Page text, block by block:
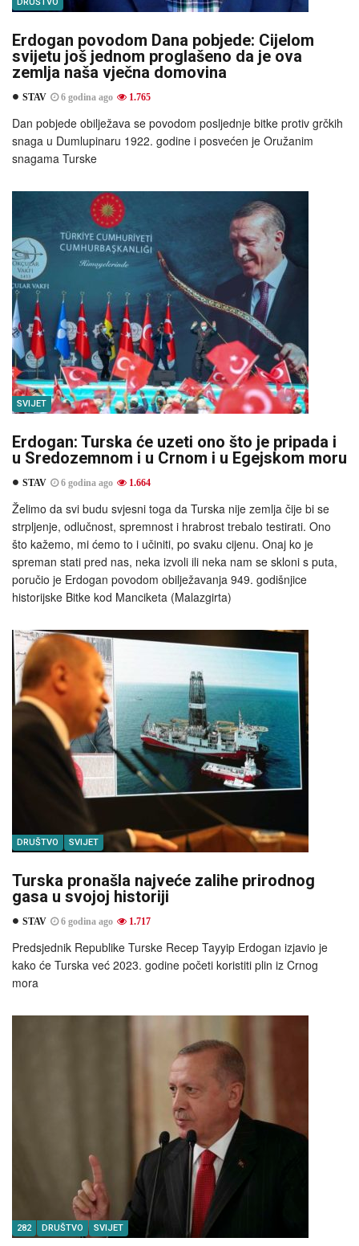
Erdogan povodom Dana pobjede: Cijelom
svijetu još jednom proglašeno da je ova
zemlja naša vječna domovina
STAV 6 godina ago 1.765
Dan pobjede obilježava se povodom posljednje bitke protiv grčkih
snaga u Dumlupinaru 1922. godine i posvećen je Oružanim
snagama Turske
SVIJET
Erdogan: Turska će uzeti ono što je pripada i
u Sredozemnom i u Crnom i u Egejskom moru
STAV 6 godina ago 1.664
Želimo da svi budu svjesni toga da Turska nije zemlja čije bi se
strpljenje, odlučnost, spremnost i hrabrost trebalo testirati. Ono
što kažemo, mi ćemo to i učiniti, po svaku cijenu. Onaj ko je
spreman stati pred nas, neka izvoli ili neka nam se skloni s puta,
poručio je Erdogan povodom obilježavanja 949. godišnjice
historijske Bitke kod Manciketa (Malazgirta)
DRUŠTVO SVIJET
Turska pronašla najveće zalihe prirodnog
gasa u svojoj historiji
STAV 6 godina ago 1.717
Predsjednik Republike Turske Recep Tayyip Erdogan izjavio je
kako će Turska već 2023. godine početi koristiti plin iz Crnog
mora
282 DRUŠTVO SVIJET